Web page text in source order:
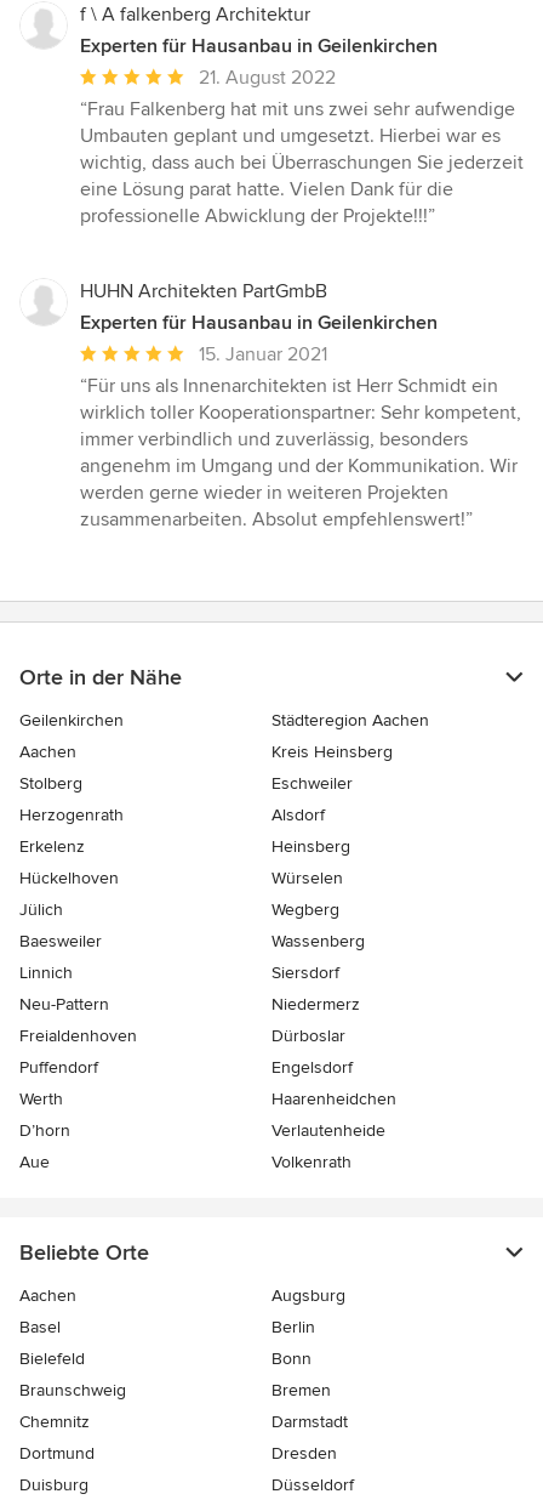
f \ A falkenberg Architektur
Experten für Hausanbau in Geilenkirchen
Durchschnittliche
Bewertung:
5
von
5
Sternen
21. August 2022
“Frau Falkenberg hat mit uns zwei sehr aufwendige
Umbauten geplant und umgesetzt. Hierbei war es
wichtig, dass auch bei Überraschungen Sie jederzeit
eine Lösung parat hatte. Vielen Dank für die
professionelle Abwicklung der Projekte!!!”
HUHN Architekten PartGmbB
Experten für Hausanbau in Geilenkirchen
Durchschnittliche
Bewertung:
5
von
5
Sternen
15. Januar 2021
“Für uns als Innenarchitekten ist Herr Schmidt ein
wirklich toller Kooperationspartner: Sehr kompetent,
immer verbindlich und zuverlässig, besonders
angenehm im Umgang und der Kommunikation. Wir
werden gerne wieder in weiteren Projekten
zusammenarbeiten. Absolut empfehlenswert!”
Orte in der Nähe
Geilenkirchen
Städteregion Aachen
Aachen
Kreis Heinsberg
Stolberg
Eschweiler
Herzogenrath
Alsdorf
Erkelenz
Heinsberg
Hückelhoven
Würselen
Jülich
Wegberg
Baesweiler
Wassenberg
Linnich
Siersdorf
Neu-Pattern
Niedermerz
Freialdenhoven
Dürboslar
Puffendorf
Engelsdorf
Werth
Haarenheidchen
D’horn
Verlautenheide
Aue
Volkenrath
Beliebte Orte
Aachen
Augsburg
Basel
Berlin
Bielefeld
Bonn
Braunschweig
Bremen
Chemnitz
Darmstadt
Dortmund
Dresden
Duisburg
Düsseldorf